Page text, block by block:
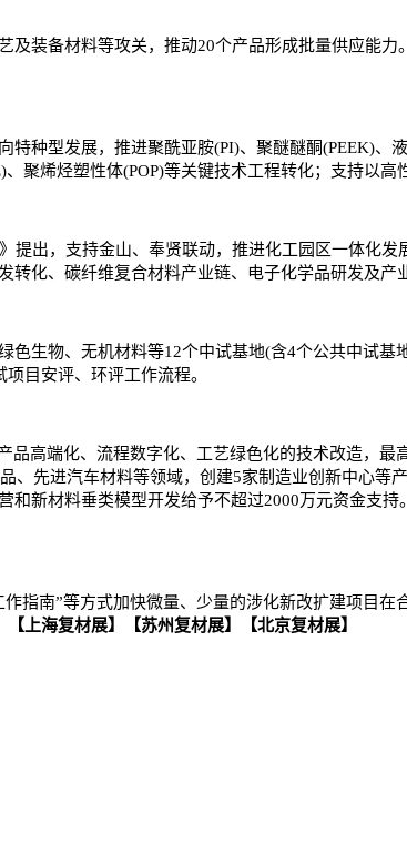
及装备材料等攻关，推动20个产品形成批量供应能
种型发展，推进聚酰亚胺(PI)、聚醚醚酮(PEEK)
聚烯烃塑性体(POP)等关键技术工程转化；支持以高
提出，支持金山、奉贤联动，推进化工园区一体化
化、碳纤维复合材料产业链、电子化学品研发及产
生物、无机材料等12个中试基地(含4个公共中试
目安评、环评工作流程。
高端化、流程数字化、工艺绿色化的技术改造，
、先进汽车材料等领域，创建5家制造业创新中心等
新材料垂类模型开发给予不超过2000万元资金支
指南”等方式加快微量、少量的涉化新改扩建项目
【上海复材展】【苏州复材展】【北京复材展】